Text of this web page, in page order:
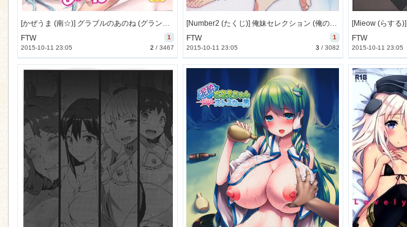
[かぜうま (南☆)] グラブルのあのね (グランブルーファンタジー) [11M]
1
FTW
2 /3467
2015-10-11 23:05
[Number2 (たくじ)] 俺妹セレクション (俺の妹がこんなに可愛いわけがない) [別スキャン] [71M]
1
FTW
3 /3082
2015-10-11 23:05
FTW
2015-10-11 23:05